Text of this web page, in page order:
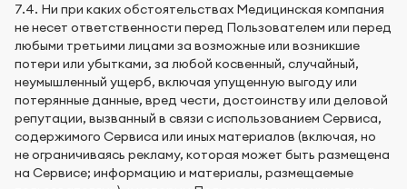
7.4. Ни при каких обстоятельствах Медицинская компания
не несет ответственности перед Пользователем или перед
любыми третьими лицами за возможные или возникшие
потери или убытками, за любой косвенный, случайный,
неумышленный ущерб, включая упущенную выгоду или
потерянные данные, вред чести, достоинству или деловой
репутации, вызванный в связи с использованием Сервиса,
содержимого Сервиса или иных материалов (включая, но
не ограничиваясь рекламу, которая может быть размещена
на Сервисе; информацию и материалы, размещаемые